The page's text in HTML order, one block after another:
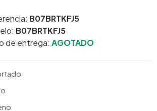
B07BRTKFJ5
B07BRTKFJ5
de entrega: AGOTADO